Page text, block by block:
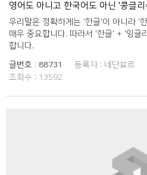
우리말은 정확하게는 '한글'이 아니라 '
매우 중요합니다. 따라서 '한글' + '잉글
합니다.
글번호 : 88731 등록자 : 네단뵤르
조회수 : 13592